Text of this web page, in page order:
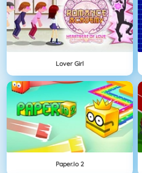
Lover Girl
Paper.io 2